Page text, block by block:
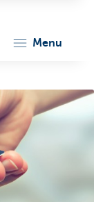
menu